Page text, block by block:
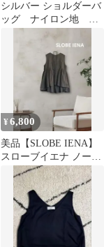
シルバー ショルダーバ
ッグ ナイロン地
SLOBE IENA(スローブ
¥6,800
美品【SLOBE IENA】
スローブイエナ ノース
リーブ ブラウス